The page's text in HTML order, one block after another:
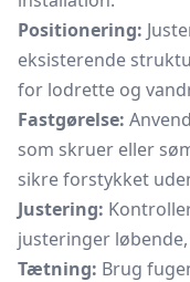
Positionering:
eksisterende
for lodrette og
Fastgørelse:
som skruer eller
sikre forstykket
Justering:
justeringer
Tætning: Brug